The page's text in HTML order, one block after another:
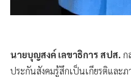
นายบุญสงค์ เลขาธิการ สปส. ก
ประกันสังคมรู้สึกเป็นเกียรติและภ